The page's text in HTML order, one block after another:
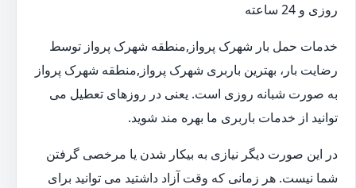
روزی و 24 ساعته
خدمات حمل بار شهرک پرواز,منطقه شهرک پرواز توسط
رضایت بار، بهترین باربری شهرک پرواز,منطقه شهرک پرواز
به صورت شبانه روزی است. یعنی در روزهای تعطیل می
توانید از خدمات باربری ما بهره مند شوید.
در این صورت دیگر نیازی به بیکار شدن یا مرخصی گرفتن
شما نیست. هر زمانی که وقت آزاد داشتید می توانید برای